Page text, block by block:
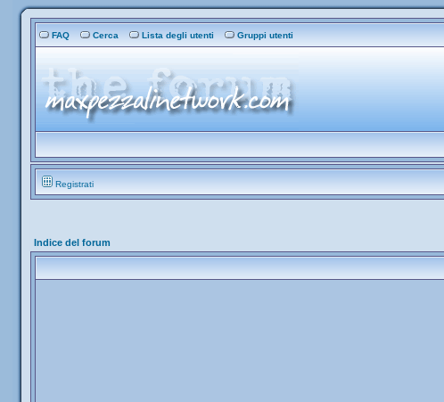
FAQ Cerca Lista degli utenti Gruppi utenti
Registrati
Indice del forum